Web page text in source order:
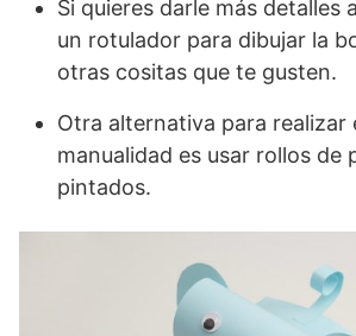
Si quieres darle más detalles
un rotulador para dibujar la
otras cositas que te gusten.
Otra alternativa para realizar
manualidad es usar rollos de
pintados.